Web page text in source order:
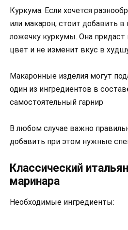
Куркума. Если хочется
или макарон, стоит добавить в
ложечку куркумы. Она
цвет и не изменит вкус в
Макаронные изделия могут
один из ингредиентов в
самостоятельный гарнир
В любом случае важно
добавить при этом нужные
Классический
маринара
Необходимые ингредиенты: